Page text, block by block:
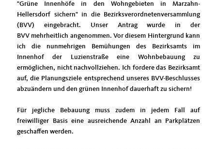
"Grüne Innenhöfe in den Wohngebieten in Marzahn-
Hellersdorf sichern" in die Bezirksverordnetenversammlung
(BVV) eingebracht. Unser Antrag wurde in der
BVV mehrheitlich angenommen. Vor diesem Hintergrund kann
ich die nunmehrigen Bemühungen des Bezirksamts im
Innenhof der Luzienstraße eine Wohnbebauung zu
ermöglichen, nicht nachvollziehen. Ich fordere das Bezirksamt
auf, die Planungsziele entsprechend unseres BVV-Beschlusses
abzuändern und den grünen Innenhof dauerhaft zu sichern!
Für jegliche Bebauung muss zudem in jedem Fall auf
freiwilliger Basis eine ausreichende Anzahl an Parkplätzen
geschaffen werden.